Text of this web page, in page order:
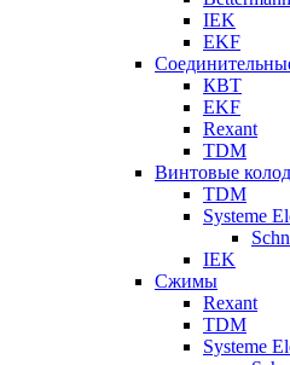
IEK
EKF
КВТ
EKF
Rexant
TDM
Винтовые
TDM
Systeme
IEK
Сжимы
Rexant
TDM
Systeme